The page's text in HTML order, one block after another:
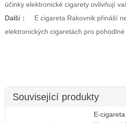
účinky elektronické cigarety ovlivňují
Další：
E cigareta Rakovnik přináší
elektronických cigaretách pro
Související produkty
E-